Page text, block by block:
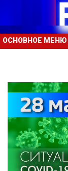
ОСНОВНОЕ МЕНЮ